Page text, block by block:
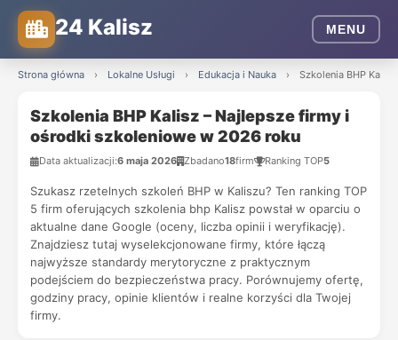
24 Kalisz MENU
Strona główna › Lokalne Usługi › Edukacja i Nauka › Szkolenia BHP
Szkolenia BHP Kalisz – Najlepsze firmy i
ośrodki szkoleniowe w 2026 roku
Data aktualizacji:6 maja 2026 Zbadano18firm Ranking TOP5
Szukasz rzetelnych szkoleń BHP w Kaliszu? Ten ranking TOP
5 firm oferujących szkolenia bhp Kalisz powstał w oparciu o
aktualne dane Google (oceny, liczba opinii i weryfikację).
Znajdziesz tutaj wyselekcjonowane firmy, które łączą
najwyższe standardy merytoryczne z praktycznym
podejściem do bezpieczeństwa pracy. Porównujemy ofertę,
godziny pracy, opinie klientów i realne korzyści dla Twojej
firmy.